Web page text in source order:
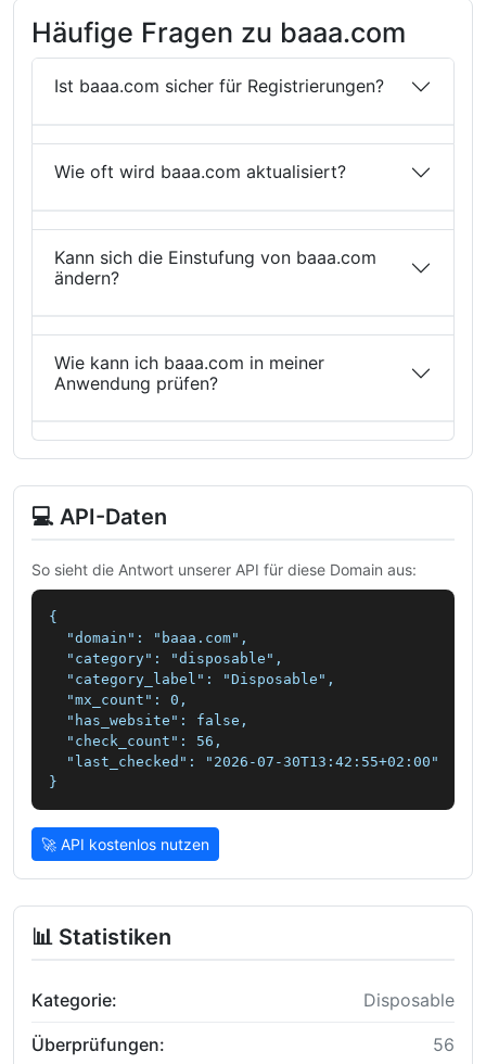
Häufige Fragen zu baaa.com
Ist baaa.com sicher für Registrierungen?
Wie oft wird baaa.com aktualisiert?
Kann sich die Einstufung von baaa.com
ändern?
Wie kann ich baaa.com in meiner
Anwendung prüfen?
💻 API-Daten
So sieht die Antwort unserer API für diese Domain aus:
{
  "domain": "baaa.com",
  "category": "disposable",
  "category_label": "Disposable",
  "mx_count": 0,
  "has_website": false,
  "check_count": 56,
  "last_checked": "2026-07-30T13:42:55+02:00"
}
🚀 API kostenlos nutzen
📊 Statistiken
Kategorie: Disposable
Überprüfungen: 56